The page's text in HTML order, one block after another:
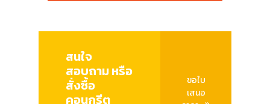
สนใจ
สอบถาม หรือ
สั่งซื้อ
คอนกรีต
ขอใบ
เสนอ